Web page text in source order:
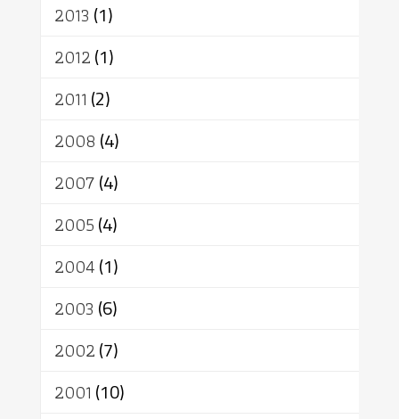
2013 (1)
2012(1)
2011 (2)
2008 (4)
2007(4)
2005(4)
2004(1)
2003 (6)
2002(7)
2001 (10)